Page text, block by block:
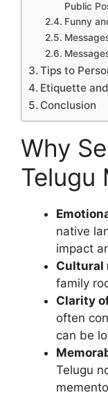
Public
Funny
Tips to
Etiquette
Conclusion
Why
Telugu
native
impact
Cultural
family
Clarity
often
can be
Telugu